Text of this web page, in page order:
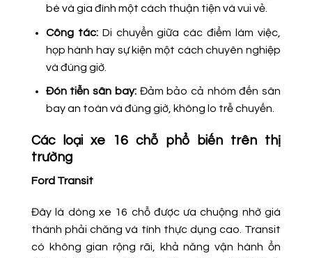
bè và gia đình một cách thuận tiện và vui vẻ.
Công tác:Di chuyển giữa các điểm làm việc,
họp hành hay sự kiện một cách chuyên nghiệp
và đúng giờ.
Đón tiễn sân bay:Đảm bảo cả nhóm đến sân
bay an toàn và đúng giờ, không lo trễ chuyến.
Các loại xe 16 chỗ phổ biến trên thị
trường
Ford Transit
Đây là dòng xe 16 chỗ được ưa chuộng nhờ giá
thành phải chăng và tính thực dụng cao. Transit
có không gian rộng rãi, khả năng vận hành ổn